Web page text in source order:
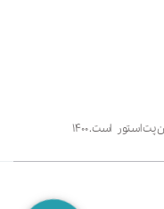
استور است. ۱۴۰۰